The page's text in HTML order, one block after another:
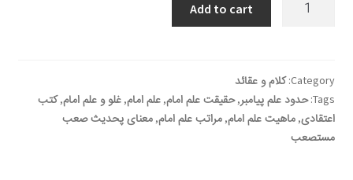
فی
حقیقة
ومراتب
علم
Add to cart
Category: کلام و عقائد
Tags: حدود علم پیامبر,حقیقت علم امام, علم امام, غلو و علم امام,کتب
اعتقادی, ماهیت علم امام, مراتب علم امام, معنای پحدیث صعب
مستصعب